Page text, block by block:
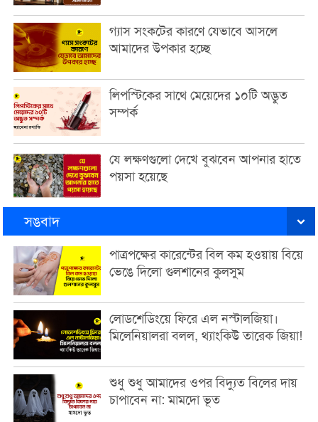
গ্যাস সংকটের কারণে যেভাবে আসলে
আমাদের উপকার হচ্ছে
লিপস্টিকের সাথে মেয়েদের ১০টি অদ্ভুত
সম্পর্ক
যে লক্ষণগুলো দেখে বুঝবেন আপনার হাতে
পয়সা হয়েছে
সঙবাদ
পাত্রপক্ষের কারেন্টের বিল কম হওয়ায় বিয়ে
ভেঙে দিলো গুলশানের কুলসুম
লোডশেডিংয়ে ফিরে এল নস্টালজিয়া।
মিলেনিয়ালরা বলল, থ্যাংকিউ তারেক জিয়া!
শুধু শুধু আমাদের ওপর বিদ্যুত বিলের দায়
চাপাবেন না: মামদো ভূত